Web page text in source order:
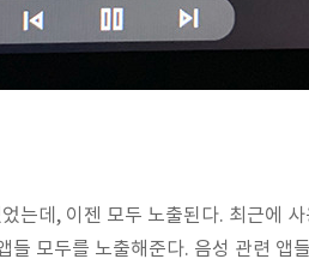
는데, 이젠 모두 노출된다. 최근에
들 모두를 노출해준다. 음성 관련